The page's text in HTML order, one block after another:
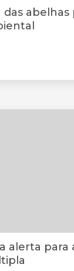
abelhas
alerta para